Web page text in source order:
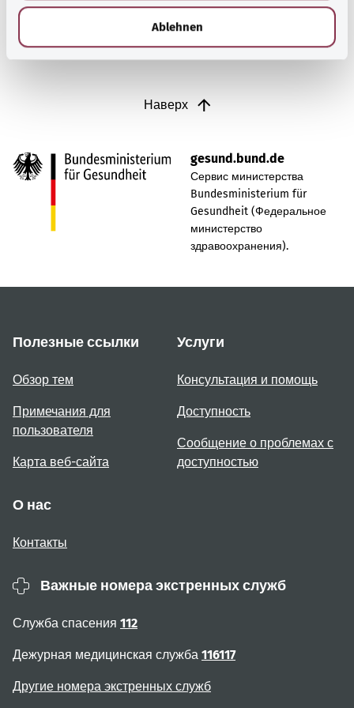
Ablehnen
Наверх
gesund.bund.de
Сервис министерства
Bundesministerium für
Gesundheit (Федеральное
министерство
здравоохранения).
Полезные ссылки
Обзор тем
Примечания для
пользователя
Карта веб-сайта
Услуги
Консультация и помощь
Доступность
Сообщение о проблемах с
доступностью
О нас
Контакты
Важные номера экстренных служб
Служба спасения 112
Дежурная медицинская служба 116117
Другие номера экстренных служб